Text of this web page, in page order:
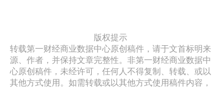
版权提示
转载第一财经商业数据中心原创稿件，请于文首标明来
源、作者，并保持文章完整性。非第一财经商业数据中
心原创稿件，未经许可，任何人不得复制、转载、或以
其他方式使用。如需转载或以其他方式使用稿件内容，